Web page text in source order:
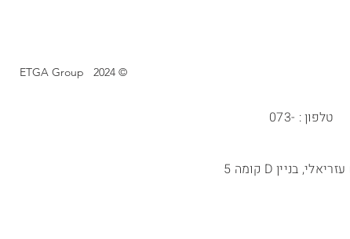
טלפון : 073-
© 2024 ETGA Group